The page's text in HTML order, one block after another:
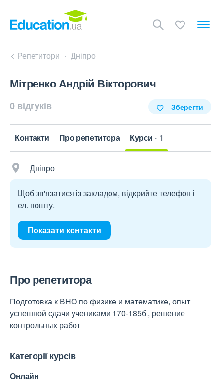
Репетитори Дніпро
Мітренко Андрій Вікторович
0 відгуків Зберегти
Контакти Про репетитора Курси 1
Дніпро
Щоб зв'язатися із закладом, відкрийте телефон і
ел. пошту.
Показати контакти
Про репетитора
Подготовка к ВНО по физике и математике, опыт
успешной сдачи учениками 170-185б., решение
контрольных работ
Категорії курсів
Онлайн